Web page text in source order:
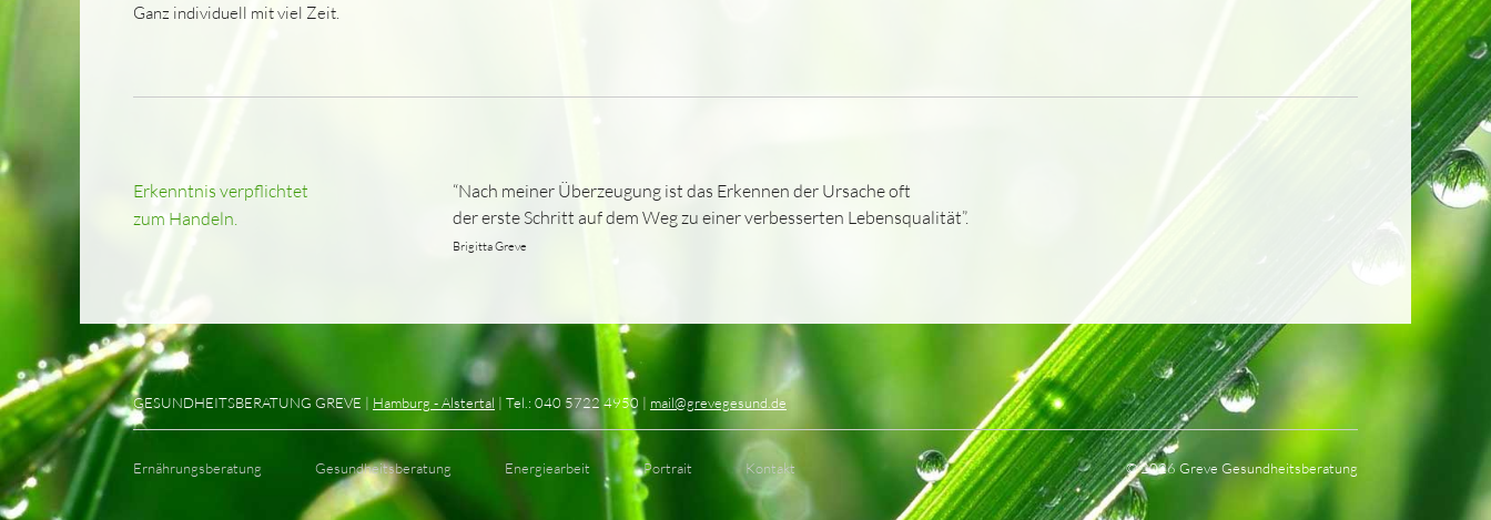
Ganz individuell mit viel Zeit.
Erkenntnis verpflichtet
zum Handeln.
“Nach meiner Überzeugung ist das Erkennen der Ursache oft
der erste Schritt auf dem Weg zu einer verbesserten Lebensqualität”.
Brigitta Greve
GESUNDHEITSBERATUNG GREVE | Hamburg - Alstertal | Tel.: 040 5722 4950 | mail@grevegesund.de
Ernährungsberatung Gesundheitsberatung Energiearbeit Portrait Kontakt ©2026Greve Gesundheitsberatung